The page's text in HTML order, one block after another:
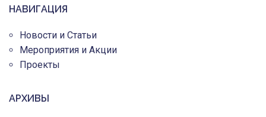
НАВИГАЦИЯ
Новости и Статьи
Мероприятия и Акции
Проекты
АРХИВЫ